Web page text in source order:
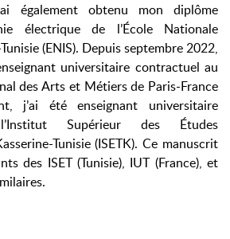
également obtenu mon diplôme
électrique de l’École Nationale
(ENIS). Depuis septembre 2022,
universitaire contractuel au
des Arts et Métiers de Paris-France
j’ai été enseignant universitaire
Supérieur des Études
Tunisie (ISETK). Ce manuscrit
des ISET (Tunisie), IUT (France), et